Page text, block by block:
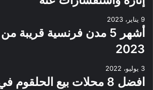
9 يناير، 2023
أشهر 5 مدن فرنسية قريبة
2023
3 يوليو، 2022
افضل 8 محلات بيع